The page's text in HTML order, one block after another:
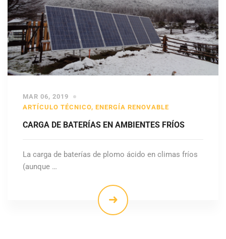
MAR 06, 2019
ARTÍCULO TÉCNICO, ENERGÍA RENOVABLE
CARGA DE BATERÍAS EN AMBIENTES FRÍOS
La carga de baterías de plomo ácido en climas fríos
(aunque …